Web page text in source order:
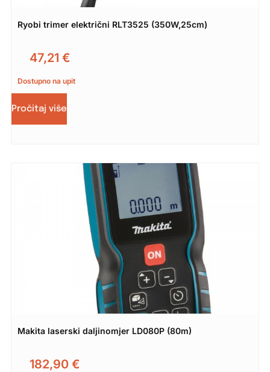
Ryobi trimer električni RLT3525 (350W,25cm)
47,21 €
Dostupno na upit
Pročitaj više
Makita laserski daljinomjer LD080P (80m)
182,90 €